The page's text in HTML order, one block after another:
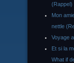
(Rappel)
Mon
nettle
Voyage
Et si la
What if